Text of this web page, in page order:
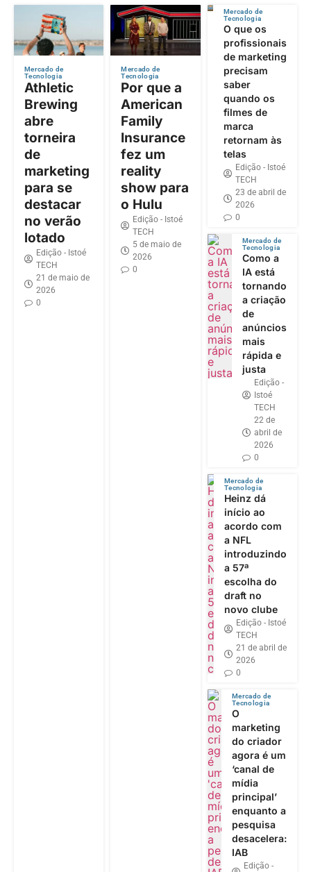
Mercado de
Tecnologia
Athletic
Brewing
abre
torneira
de
marketing
para se
destacar
no verão
lotado
Edição - Istoé
TECH
21 de maio de
2026
0
Mercado de
Tecnologia
Por que a
American
Family
Insurance
fez um
reality
show para
o Hulu
Edição - Istoé
TECH
5 de maio de
2026
0
Mercado de
Tecnologia
O que os
profissionais
de marketing
precisam
saber
quando os
filmes de
marca
retornam às
telas
Edição - Istoé
TECH
23 de abril de
2026
0
Mercado de
Tecnologia
Como a
IA está
tornando
a criação
de
anúncios
mais
rápida e
justa
Edição -
Istoé
TECH
22 de
abril de
2026
0
Mercado de
Tecnologia
Heinz dá
início ao
acordo com
a NFL
introduzindo
a 57ª
escolha do
draft no
novo clube
Edição - Istoé
TECH
21 de abril de
2026
0
Mercado de
Tecnologia
O
marketing
do criador
agora é um
‘canal de
mídia
principal’
enquanto a
pesquisa
desacelera:
IAB
Edição -